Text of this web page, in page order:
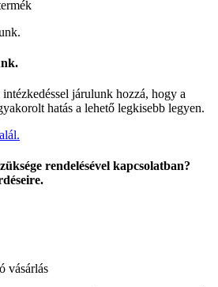
járulunk hozzá, hogy a
hatás a lehető legkisebb legyen.
rendelésével kapcsolatban?
vásárlás